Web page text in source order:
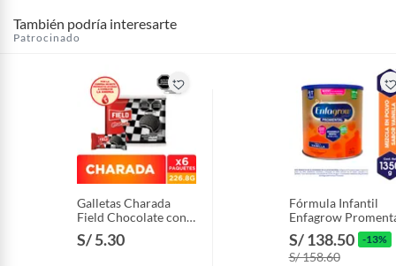
También podría interesarte
Patrocinado
Galletas Charada
Field Chocolate con
Vainilla Sixpack 226.8
g
S/ 5.30
Fórmula Infantil
Enfagrow
Vainilla Lata 1.35
S/ 138.50 -13%
S/ 158.60